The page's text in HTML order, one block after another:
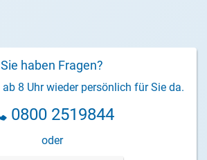
Sie haben Fragen?
8 Uhr wieder persönlich für Sie da.
0800 2519844
oder